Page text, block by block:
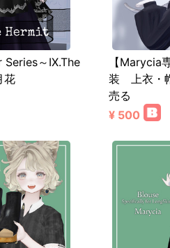
Series～IX.The
花
【Marycia
装 上衣・
売る
¥ 500